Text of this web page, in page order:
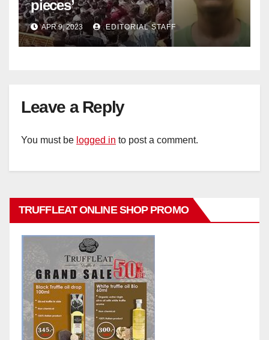
pieces’
APR 9, 2023 EDITORIAL STAFF
Leave a Reply
You must be logged in to post a comment.
TRUFFLEAT ONLINE SHOP PROMO